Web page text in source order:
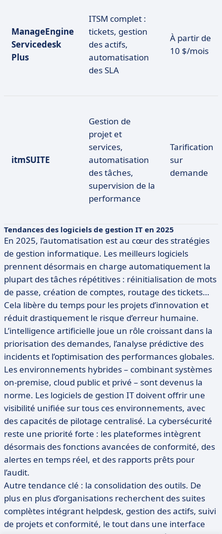
ManageEngine
Servicedesk
Plus
ITSM complet :
tickets, gestion
des actifs,
automatisation
des SLA
À partir de
10 $/mois
itmSUITE
Gestion de
projet et
services,
automatisation
des tâches,
supervision de la
performance
Tarification
sur
demande
Tendances des logiciels de gestion IT en 2025
En 2025, l’automatisation est au cœur des stratégies
de gestion informatique. Les meilleurs logiciels
prennent désormais en charge automatiquement la
plupart des tâches répétitives : réinitialisation de mots
de passe, création de comptes, routage des tickets…
Cela libère du temps pour les projets d’innovation et
réduit drastiquement le risque d’erreur humaine.
L’intelligence artificielle joue un rôle croissant dans la
priorisation des demandes, l’analyse prédictive des
incidents et l’optimisation des performances globales.
Les environnements hybrides – combinant systèmes
on-premise, cloud public et privé – sont devenus la
norme. Les logiciels de gestion IT doivent offrir une
visibilité unifiée sur tous ces environnements, avec
des capacités de pilotage centralisé. La cybersécurité
reste une priorité forte : les plateformes intègrent
désormais des fonctions avancées de conformité, des
alertes en temps réel, et des rapports prêts pour
l’audit.
Autre tendance clé : la consolidation des outils. De
plus en plus d’organisations recherchent des suites
complètes intégrant helpdesk, gestion des actifs, suivi
de projets et conformité, le tout dans une interface